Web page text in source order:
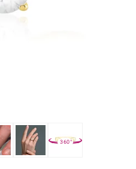
360°